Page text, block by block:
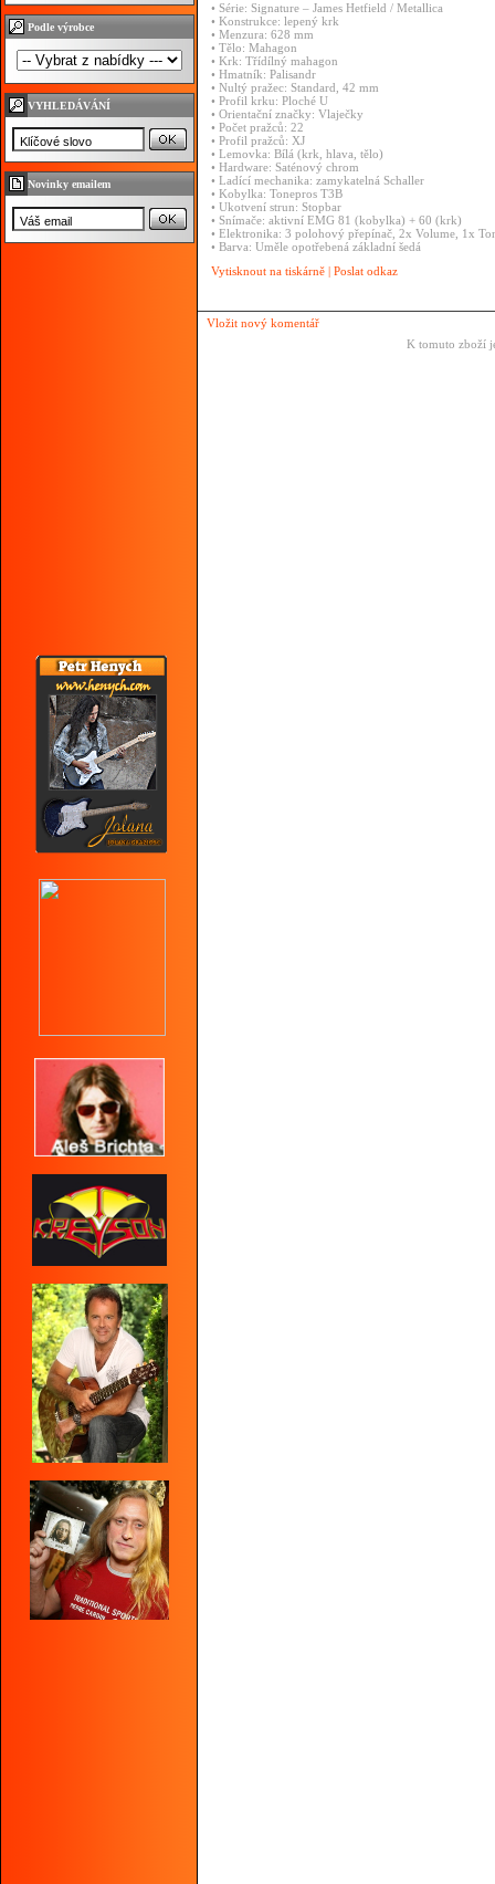
Podle výrobce
VYHLEDÁVÁNÍ
Novinky emailem
• Série: Signature – James Hetfield / Metallica
• Konstrukce: lepený krk
• Menzura: 628 mm
• Tělo: Mahagon
• Krk: Třídílný mahagon
• Hmatník: Palisandr
• Nultý pražec: Standard, 42 mm
• Profil krku: Ploché U
• Orientační značky: Vlaječky
• Počet pražců: 22
• Profil pražců: XJ
• Lemovka: Bílá (krk, hlava, tělo)
• Hardware: Saténový chrom
• Ladící mechanika: zamykatelná Schaller
• Kobylka: Tonepros T3B
• Ukotvení strun: Stopbar
• Snímače: aktivní EMG 81 (kobylka) + 60 (krk)
• Elektronika: 3 polohový přepínač, 2x Volume, 1x
• Barva: Uměle opotřebená základní šedá
Vytisknout na tiskárně | Poslat odkaz
Vložit nový komentář
K tomuto zboží